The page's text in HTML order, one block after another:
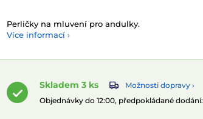
Perličky na mluvení pro andulky.
Více informací ›
Skladem 3 ks
Možnosti dopravy ›
Objednávky do 12:00, předpokládané dodání: